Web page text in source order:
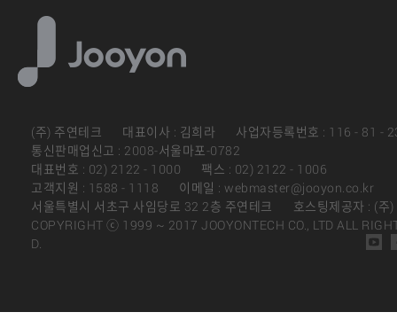
(주) 주연테크 대표이사 : 김희라
사업자등록번호 : 116 - 81 -
통신판매업신고 : 2008-서울마포-0782
대표번호 : 02) 2122 - 1000
팩스 : 02) 2122 - 1006
고객지원 : 1588 - 1118
이메일 : webmaster@jooyon.co.kr
서울특별시 서초구 사임당로 32 2층 주연테크
호스팅제공자 : (주
COPYRIGHT ⓒ 1999 ~ 2017 JOOYONTECH CO., LTD ALL
D.